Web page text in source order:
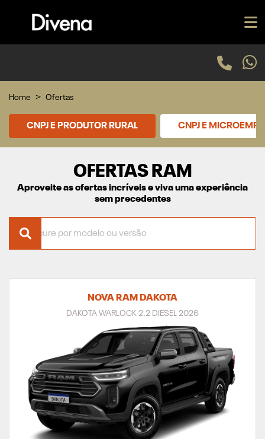
Home Ofertas
CNPJ E PRODUTOR RURAL CNPJ E
OFERTAS RAM
Aproveite as ofertas incríveis e viva uma experiência
sem precedentes
NOVA RAM DAKOTA
DAKOTA WARLOCK 2.2 DIESEL 2026